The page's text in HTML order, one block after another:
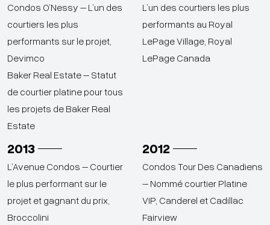
Condos O’Nessy – L’un des
courtiers les plus
performants sur le projet,
Devimco
Baker Real Estate – Statut
de courtier platine pour tous
les projets de Baker Real
Estate
L’un des courtiers les plus
performants au Royal
LePage Village, Royal
LePage Canada
2013
L’Avenue Condos – Courtier
le plus performant sur le
projet et gagnant du prix,
Broccolini
2012
Condos Tour Des Canadiens
– Nommé courtier Platine
VIP, Canderel et Cadillac
Fairview